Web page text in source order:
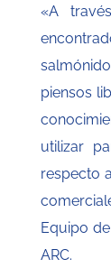
«A
piensos
utilizar
respecto
Equipo
ARC.